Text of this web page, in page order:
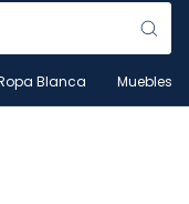
Blanca Muebles